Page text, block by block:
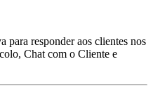
para responder aos clientes nos
Chat com o Cliente e